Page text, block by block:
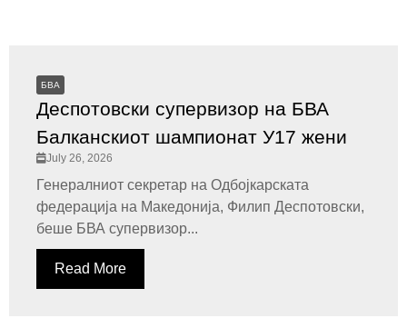
БВА
Деспотовски супервизор на БВА
Балканскиот шампионат У17 жени
July 26, 2026
Генералниот секретар на Одбојкарската
федерација на Македонија, Филип Деспотовски,
беше БВА супервизор...
Read More